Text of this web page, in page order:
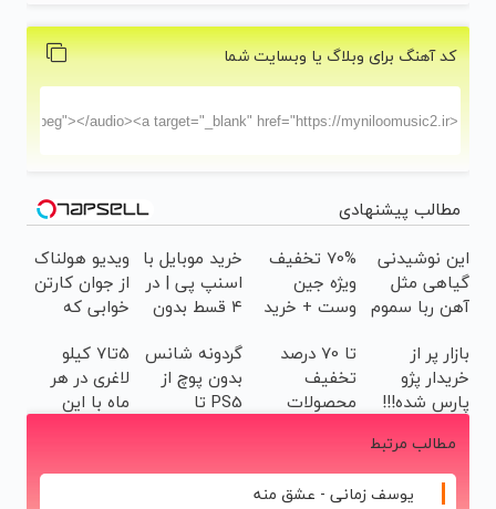
کد آهنگ برای وبلاگ یا وبسایت شما
مطالب پیشنهادی
این نوشیدنی
گیاهی مثل
آهن ربا سموم
می کند
70% تخفیف
ویژه جین
وست + خرید
خرید موبایل با
اسنپ پی | در
۴ قسط بدون
ویدیو هولناک
از جوان کارتن
خوابی که
آموزش رایگان
بازار پر از
خریدار پژو
پارس شده!!!
ماشینتو اینجا
به راحتی
بفروش
تا 70 درصد
تخفیف
محصولات
قسط
گردونه شانس
بدون پوچ از
PS5 تا
5تا7 کیلو
لاغری در هر
ماه با این
سفارش با
مطالب مرتبط
یوسف زمانی - عشق منه